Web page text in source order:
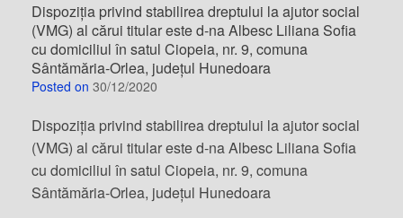
Dispoziția privind stabilirea dreptului la ajutor social
(VMG) al cărui titular este d-na Albesc Liliana Sofia
cu domiciliul în satul Ciopeia, nr. 9, comuna
Sântămăria-Orlea, județul Hunedoara
Posted on 30/12/2020
Dispoziția privind stabilirea dreptului la ajutor social
(VMG) al cărui titular este d-na Albesc Liliana Sofia
cu domiciliul în satul Ciopeia, nr. 9, comuna
Sântămăria-Orlea, județul Hunedoara